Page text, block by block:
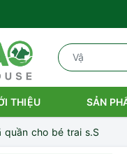
THIỆU SẢN
quần cho bé trai s.S